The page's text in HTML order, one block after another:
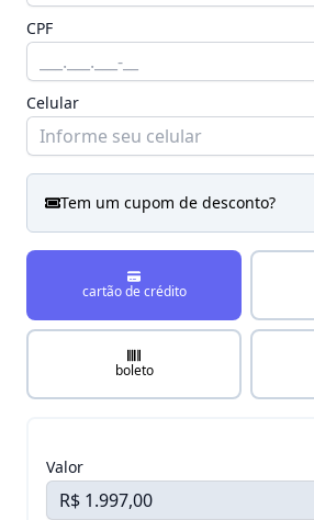
CPF
Celular
Tem um cupom de desconto?
cartão de crédito
boleto
Valor